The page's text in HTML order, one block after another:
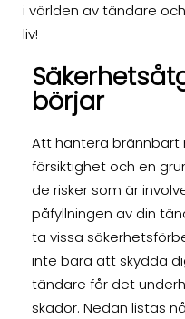
i världen av tändare
liv!
börjar
Att hantera brännbart
försiktighet och en
de risker som är
påfyllningen av din
ta vissa
inte bara att skydda
tändare får det
skador. Nedan listas